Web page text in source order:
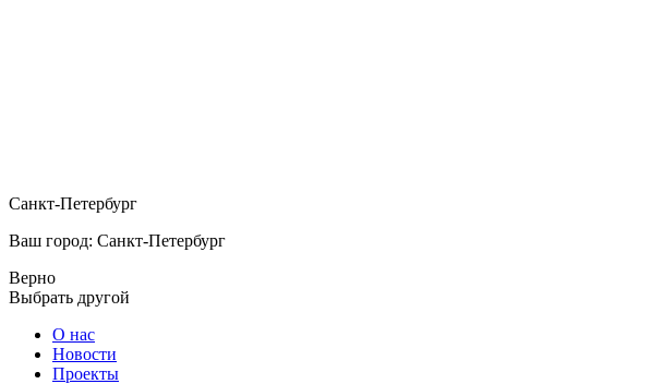
Санкт-Петербург
Ваш город: Санкт-Петербург
Верно
Выбрать другой
О нас
Новости
Проекты